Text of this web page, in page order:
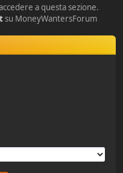
a questa sezione.
su MoneyWantersForum